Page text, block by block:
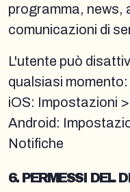
programma, news,
comunicazioni di
L'utente può
qualsiasi momento:
iOS: Impostazioni
Android:
Notifiche
6. PERMESSI DEL